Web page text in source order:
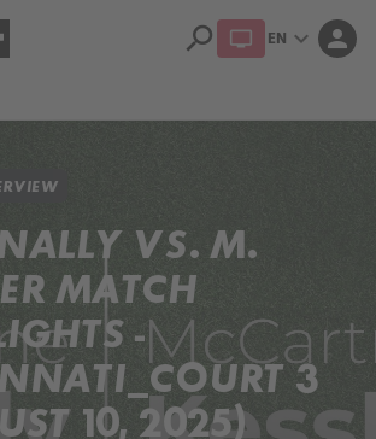
search EN expand_more person
VS. M.
MATCH
-
3
10, 2025)